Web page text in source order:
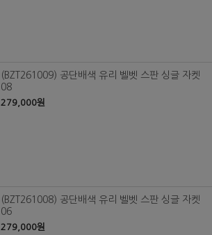
(BZT261009) 공단배색 유리 벨벳 스판 싱글 자켓
08
279,000원
(BZT261008) 공단배색 유리 벨벳 스판 싱글 자켓
06
279,000원